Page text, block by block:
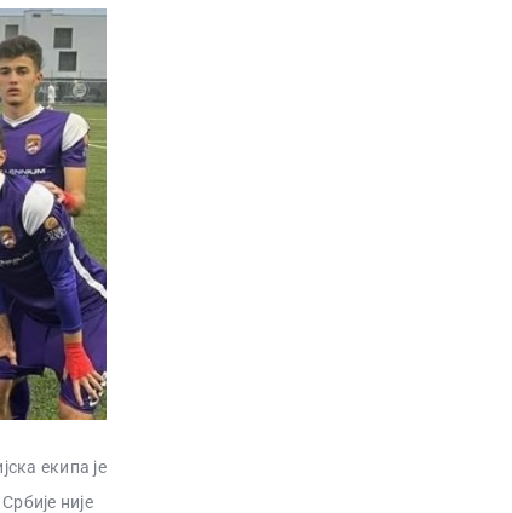
екипа је
није